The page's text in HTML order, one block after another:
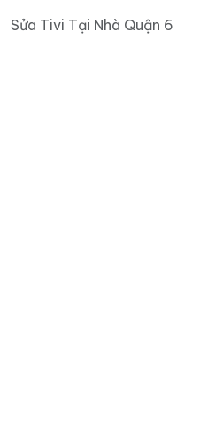
Sửa Tivi Tại Nhà Quận 6